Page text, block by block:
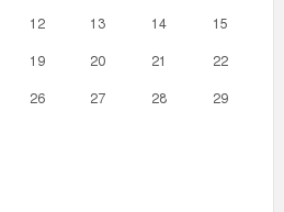
12 13 14 15
19 20 21 22
26 27 28 29